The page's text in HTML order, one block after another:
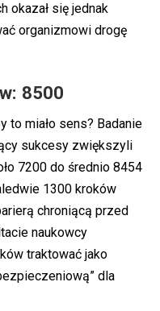
okazał się jednak
organizmowi drogę
8500
to miało sens? Badanie
sukcesy zwiększyli
7200 do średnio 8454
1300 kroków
chroniącą przed
naukowcy
traktować jako
dla